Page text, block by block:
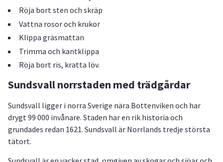
Röja bort sten och skräp
Vattna rosor och krukor
Klippa gräsmattan
Trimma och kantklippa
Röja bort ris, kratta löv.
Sundsvall norrstaden med trädgårdar
Sundsvall ligger i norra Sverige nära Bottenviken och har
drygt 99 000 invånare. Staden har en rik historia och
grundades redan 1621. Sundsvall är Norrlands tredje största
tätort.